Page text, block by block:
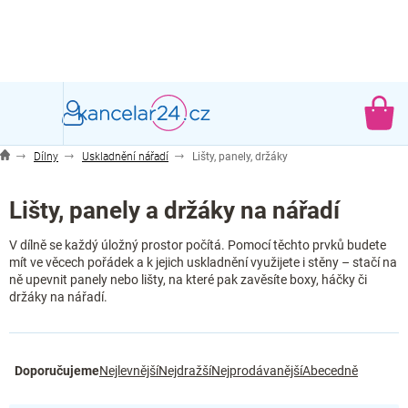
Dílny Uskladnění nářadí Lišty, panely, držáky
Lišty, panely a držáky na nářadí
V dílně se každý úložný prostor počítá. Pomocí těchto prvků budete
mít ve věcech pořádek a k jejich uskladnění využijete i stěny – stačí na
ně upevnit panely nebo lišty, na které pak zavěsíte boxy, háčky či
držáky na nářadí.
a
DoporučujemeNejlevnějšíNejdražšíNejprodávanějšíAbecedně